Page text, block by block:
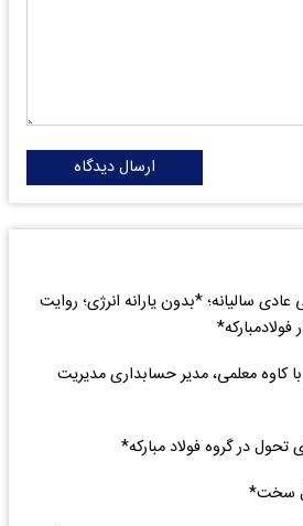
ارسال دیدگاه
سالیانه؛ *بدون یارانه انرژی؛ روایت
فولادمبارکه*
با کاوه معلمی، مدیر حسابداری مدیریت
سخت*